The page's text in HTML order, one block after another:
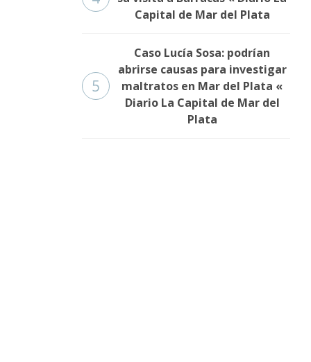
Capital de Mar del Plata
5
Caso Lucía Sosa: podrían
abrirse causas para investigar
maltratos en Mar del Plata «
Diario La Capital de Mar del
Plata